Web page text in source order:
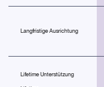
Langfristige Ausrichtung
Lifetime Unterstützung